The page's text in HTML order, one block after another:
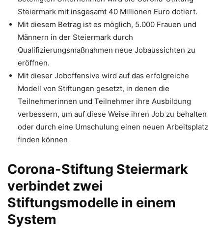
Steiermark mit insgesamt 40 Millionen Euro dotiert.
Mit diesem Betrag ist es möglich, 5.000 Frauen und
Männern in der Steiermark durch
Qualifizierungsmaßnahmen neue Jobaussichten zu
eröffnen.
Mit dieser Joboffensive wird auf das erfolgreiche
Modell von Stiftungen gesetzt, in denen die
Teilnehmerinnen und Teilnehmer ihre Ausbildung
verbessern, um auf diese Weise ihren Job zu behalten
oder durch eine Umschulung einen neuen Arbeitsplatz
finden können
Corona-Stiftung Steiermark
verbindet zwei
Stiftungsmodelle in einem
System